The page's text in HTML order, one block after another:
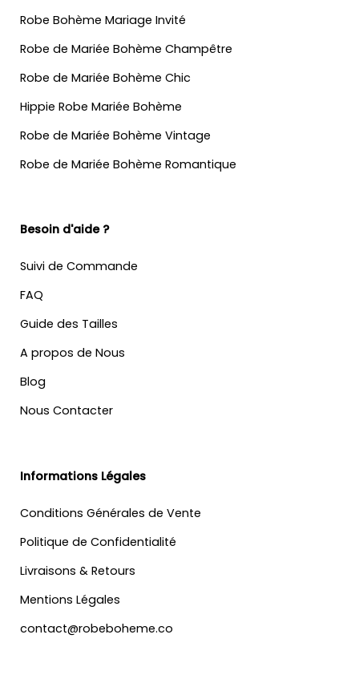
Robe Bohème Mariage Invité
Robe de Mariée Bohème Champêtre
Robe de Mariée Bohème Chic
Hippie Robe Mariée Bohème
Robe de Mariée Bohème Vintage
Robe de Mariée Bohème Romantique
Besoin d'aide ?
Suivi de Commande
FAQ
Guide des Tailles
A propos de Nous
Blog
Nous Contacter
Informations Légales
Conditions Générales de Vente
Politique de Confidentialité
Livraisons & Retours
Mentions Légales
contact@robeboheme.co